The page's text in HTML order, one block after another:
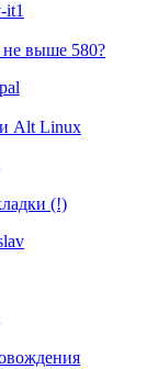
it1
не выше 580?
Alt Linux
(!)